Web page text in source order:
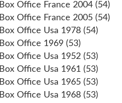
Box Office France 2004 (54)
Box Office France 2005 (54)
Box Office Usa 1978 (54)
Box Office 1969 (53)
Box Office Usa 1952 (53)
Box Office Usa 1961 (53)
Box Office Usa 1965 (53)
Box Office Usa 1968 (53)